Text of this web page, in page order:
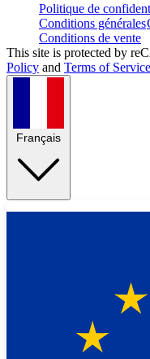
Politique de
Conditions générales
Conditions de vente
This site is protected by
Policy and Terms of Service
Français